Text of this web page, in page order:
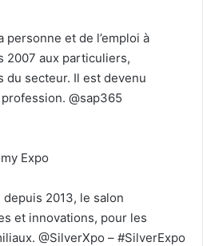
personne et de l’emploi à
2007 aux particuliers,
du secteur. Il est devenu
@sap365
Expo
2013, le salon
et innovations, pour les
@SilverXpo – #SilverExpo